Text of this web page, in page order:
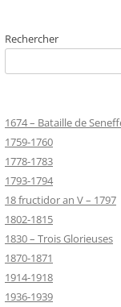
DE
MARIE
SUR-
Rechercher
1674 – Bataille de
1759-1760
1778-1783
1793-1794
18 fructidor an V – 1797
1802-1815
1830 – Trois Glorieuses
1870-1871
1914-1918
1936-1939